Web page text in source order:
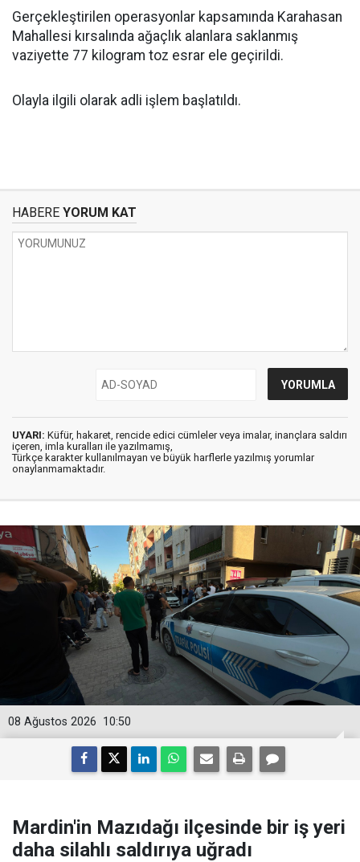
Gerçekleştirilen operasyonlar kapsamında Karahasan
Mahallesi kırsalında ağaçlık alanlara saklanmış
vaziyette 77 kilogram toz esrar ele geçirildi.
Olayla ilgili olarak adli işlem başlatıldı.
HABERE YORUM KAT
UYARI: Küfür, hakaret, rencide edici cümleler veya imalar, inançlara saldırı
içeren, imla kuralları ile yazılmamış,
Türkçe karakter kullanılmayan ve büyük harflerle yazılmış yorumlar
onaylanmamaktadır.
10:50
08 Ağustos 2026
Mardin'in Mazıdağı ilçesinde bir iş yeri
daha silahlı saldırıya uğradı